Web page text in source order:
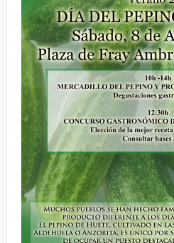
ó
n
d
e
e
n
t
r